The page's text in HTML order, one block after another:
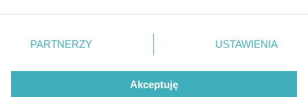
Historia miasta
Zdjęcia miasta
znajdujący się w lewym dolnym rogu strony
. Niektóre
przetwarzaniu. Preferencje będą miały zastosowania tylko
PARTNERZY USTAWIENIA
Akceptuję